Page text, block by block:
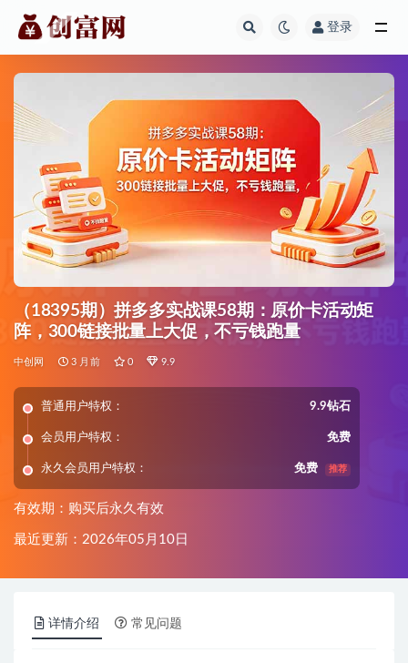
登录
（18395期）拼多多实战课58期：原价卡活动矩
阵，300链接批量上大促，不亏钱跑量
中创网 3 月前 0 9.9
普通用户特权： 9.9钻石
会员用户特权： 免费
永久会员用户特权： 免费 推荐
有效期：购买后永久有效
最近更新：2026年05月10日
详情介绍 常见问题